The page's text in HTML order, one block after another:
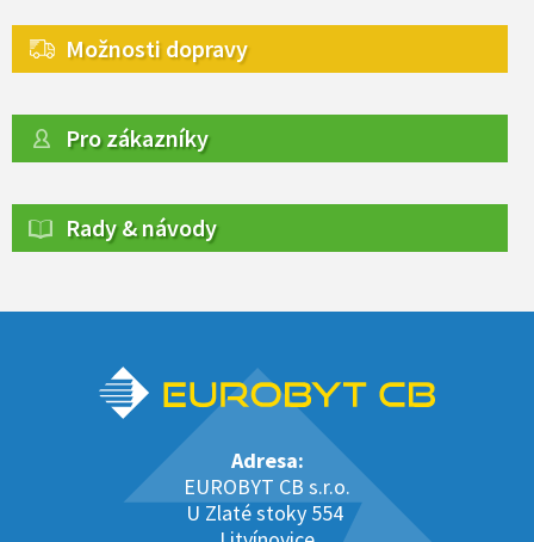
Možnosti dopravy
Pro zákazníky
Rady & návody
Adresa:
EUROBYT CB s.r.o.
U Zlaté stoky 554